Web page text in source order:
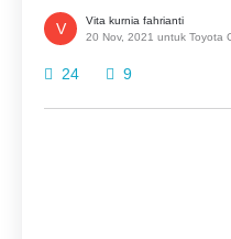
V
Vita kurnia fahrianti
20 Nov, 2021 untuk Toyota
24 9